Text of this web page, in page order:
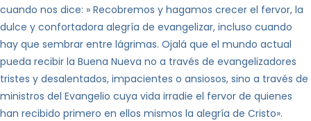
cuando nos dice: » Recobremos y hagamos crecer el fervor, la
dulce y confortadora alegría de evangelizar, incluso cuando
hay que sembrar entre lágrimas. Ojalá que el mundo actual
pueda recibir la Buena Nueva no a través de evangelizadores
tristes y desalentados, impacientes o ansiosos, sino a través de
ministros del Evangelio cuya vida irradie el fervor de quienes
han recibido primero en ellos mismos la alegría de Cristo».